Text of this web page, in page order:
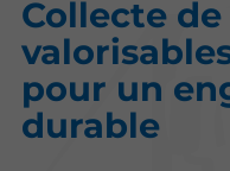
Collecte
pour un
durable